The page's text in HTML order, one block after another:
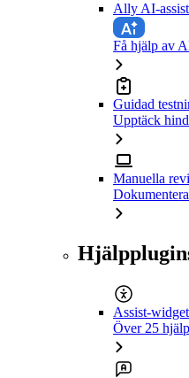
Ally AI-
Få hjälp av
Guidad
Upptäck
Manuella
Assist-widget
Över 25